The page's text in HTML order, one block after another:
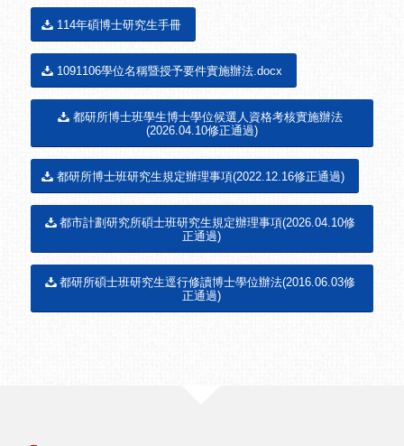
114年碩博士研究生手冊
1091106學位名稱暨授予要件實施辦法.docx
都研所博士班學生博士學位候選人資格考核實施辦法
(2026.04.10修正通過)
都研所博士班研究生規定辦理事項(2022.12.16修正通過)
都市計劃研究所碩士班研究生規定辦理事項(2026.04.10修
正通過)
都研所碩士班研究生逕行修讀博士學位辦法(2016.06.03修
正通過)